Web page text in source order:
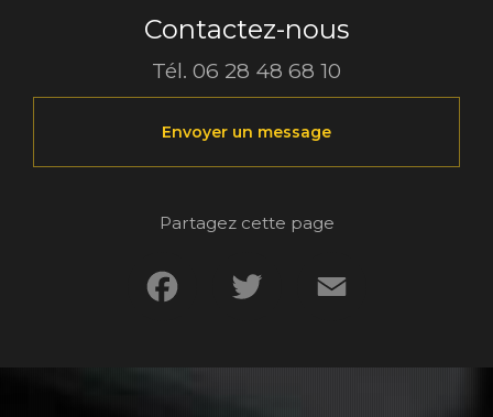
Contactez-nous
Tél. 06 28 48 68 10
Envoyer un message
Partagez cette page